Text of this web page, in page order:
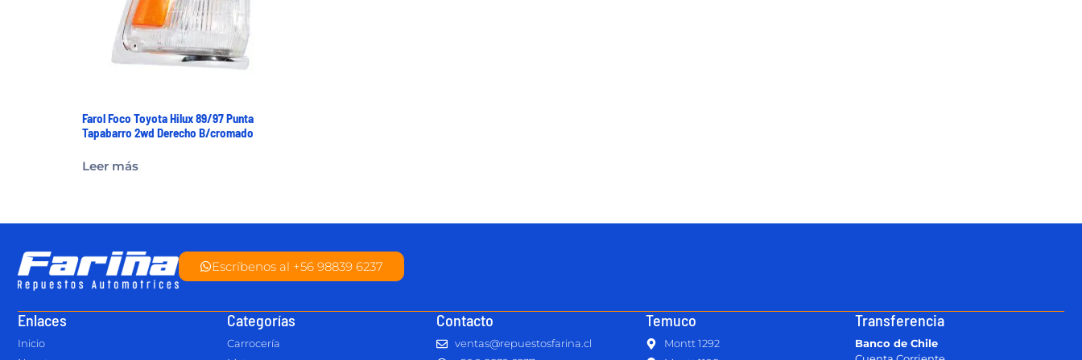
Farol Foco Toyota Hilux 89/97 Punta
Tapabarro 2wd Derecho B/cromado
Leer más
Escríbenos al +56 98839 6237
Enlaces
Inicio
Categorías
Carrocería
Contacto
ventas@repuestosfarina.cl
Temuco
Montt 1292
Transferencia
Banco de Chile